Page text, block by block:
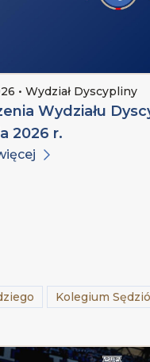
• Wydział Dyscypliny
Wydziału
2026 r.
Kolegium